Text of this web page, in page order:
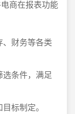
商在报表功能
财务等各类
条件，满足
标制定。